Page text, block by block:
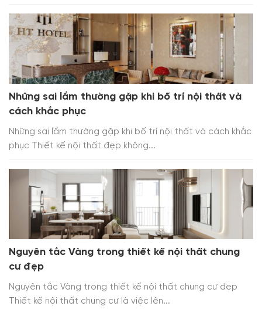
Những sai lầm thường gặp khi bố trí nội thất và
cách khắc phục
Những sai lầm thường gặp khi bố trí nội thất và cách khắc
phục Thiết kế nội thất đẹp không...
Nguyên tắc Vàng trong thiết kế nội thất chung
cư đẹp
Nguyên tắc Vàng trong thiết kế nội thất chung cư đẹp
Thiết kế nội thất chung cư là việc lên...